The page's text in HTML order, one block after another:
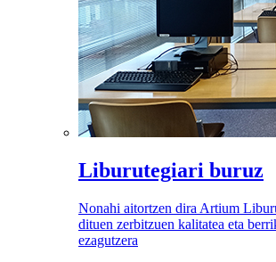
Liburutegiari buruz
Nonahi aitortzen dira Artium
dituen zerbitzuen kalitatea eta
ezagutzera